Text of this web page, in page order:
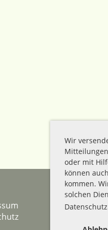
Wir
oder mit
können
kommen.
solchen
Mein